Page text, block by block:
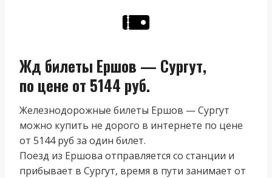
Жд билеты Ершов — Сургут,
по цене от 5144 руб.
Железнодорожные билеты Ершов — Сургут
можно купить не дорого в интернете по цене
от 5144 руб за один билет.
Поезд из Ершова отправляется со станции и
прибывает в Сургут, время в пути занимает от